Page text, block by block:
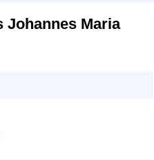
Johannes Maria